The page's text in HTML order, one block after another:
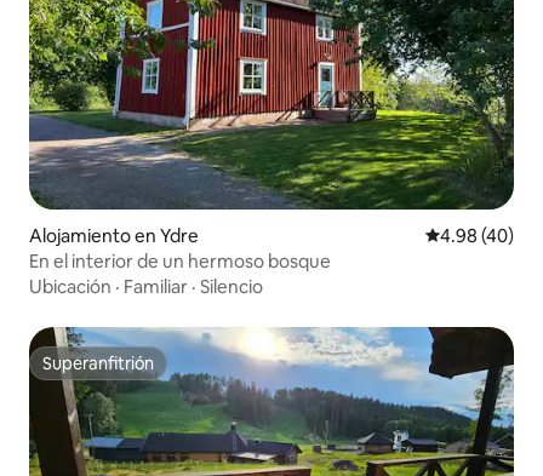
Alojamiento en Ydre Calificación
4.98 (40)
En el interior de un hermoso bosque
Ubicación · Familiar · Silencio
Superanfitrión
Superanfitrión